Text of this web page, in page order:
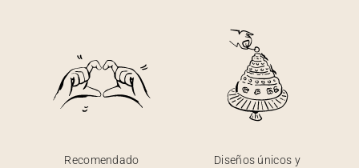
Recomendado
Diseños únicos y